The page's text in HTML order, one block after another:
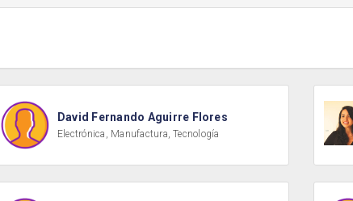
David Fernando Aguirre Flores
Electrónica, Manufactura, Tecnología